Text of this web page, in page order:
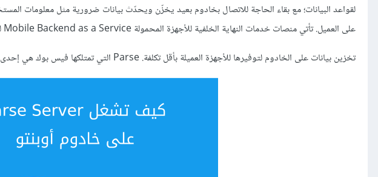
لقواعد البيانات؛ مع بقاء الحاجة للاتصال بخادوم بعيد يخزّن ويحدّث بيانات ضرورية مثل معلومات
على العميل. تأتي منصات خدمات النهاية الخلفية للأجهزة المحمولة Mobile Backend as a Service لحل هذا الإشكال:
تخزين بيانات على الخادوم لتوفيرها للأجهزة العميلة بأقل تكلفة. Parse التي تمتلكها فيس بوك هي إحدى هذه المنصات.